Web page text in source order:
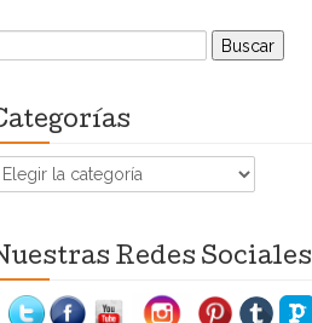
Redes Sociales